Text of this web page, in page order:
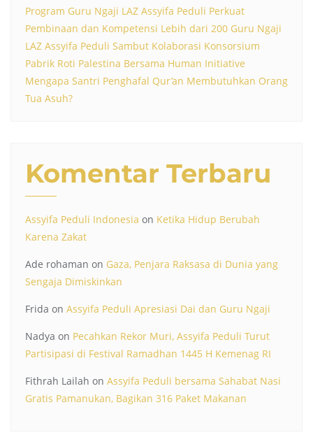
Program Guru Ngaji LAZ Assyifa Peduli Perkuat
Pembinaan dan Kompetensi Lebih dari 200 Guru Ngaji
LAZ Assyifa Peduli Sambut Kolaborasi Konsorsium
Pabrik Roti Palestina Bersama Human Initiative
Mengapa Santri Penghafal Qur’an Membutuhkan Orang
Tua Asuh?
Komentar Terbaru
Assyifa Peduli Indonesia on Ketika Hidup Berubah
Karena Zakat
Ade rohaman on Gaza, Penjara Raksasa di Dunia yang
Sengaja Dimiskinkan
Frida on Assyifa Peduli Apresiasi Dai dan Guru Ngaji
Nadya on Pecahkan Rekor Muri, Assyifa Peduli Turut
Partisipasi di Festival Ramadhan 1445 H Kemenag RI
Fithrah Lailah on Assyifa Peduli bersama Sahabat Nasi
Gratis Pamanukan, Bagikan 316 Paket Makanan